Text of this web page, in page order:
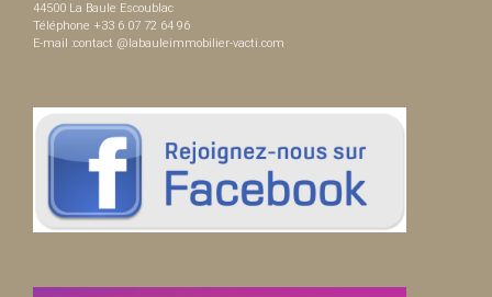
44500 La Baule Escoublac
Téléphone +33 6 07 72 64 96
E-mail :contact @labauleimmobilier-vacti.com